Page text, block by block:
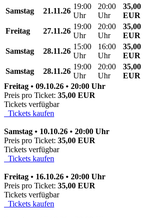
Samstag
21.11.26
19:00
Uhr
20:00
Uhr
35,00
EUR
Freitag
27.11.26
19:00
Uhr
20:00
Uhr
35,00
EUR
Samstag
28.11.26
15:00
Uhr
16:00
Uhr
35,00
EUR
Samstag
28.11.26
19:00
Uhr
20:00
Uhr
35,00
EUR
Freitag • 09.10.26 • 20:00 Uhr
Preis pro Ticket: 35,00 EUR
Tickets verfügbar
Tickets kaufen
Samstag • 10.10.26 • 20:00 Uhr
Preis pro Ticket: 35,00 EUR
Tickets verfügbar
Tickets kaufen
Freitag • 16.10.26 • 20:00 Uhr
Preis pro Ticket: 35,00 EUR
Tickets verfügbar
Tickets kaufen